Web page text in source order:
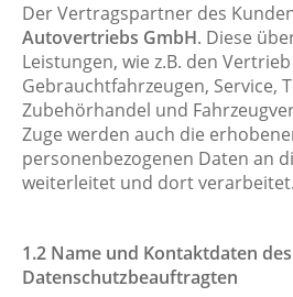
Der Vertragspartner des
Autovertriebs GmbH. Diese
Leistungen, wie z.B. den
Gebrauchtfahrzeugen, Service,
Zubehörhandel und
Zuge werden auch die
personenbezogenen Daten an
weiterleitet und dort verarbeitet.
1.2 Name und Kontaktdaten des
Datenschutzbeauftragten